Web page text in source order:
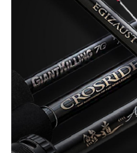
OTHER
ONLINE SHOP
OVERSEAS